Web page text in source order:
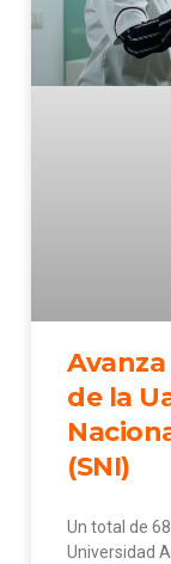
de la
(SNI)
Un total de
Universidad